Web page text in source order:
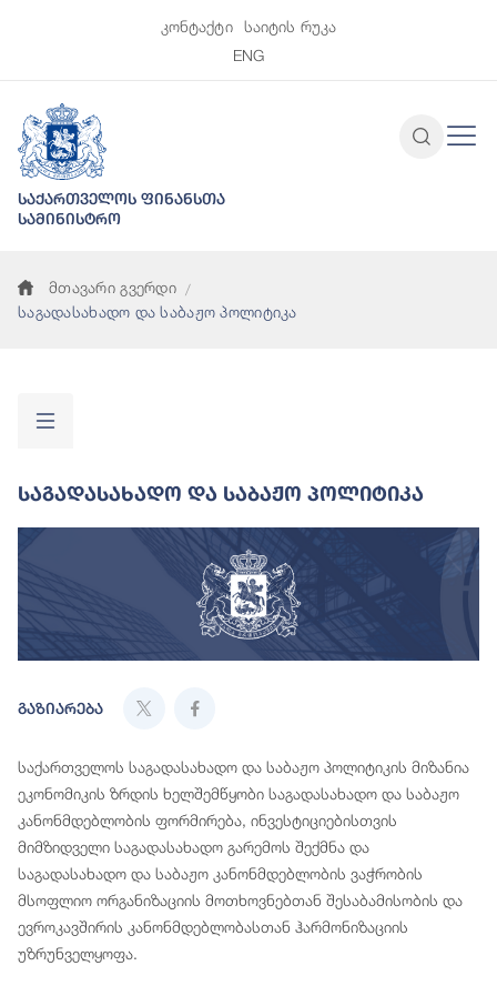
კონტაქტი
საიტის რუკა
ENG
საქართველოს ფინანსთა
სამინისტრო
მთავარი გვერდი
საგადასახადო და საბაჟო პოლიტიკა
Საგადასახადო Და Საბაჟო Პოლიტიკა
გაზიარება
საქართველოს საგადასახადო და საბაჟო პოლიტიკის მიზანია
ეკონომიკის ზრდის ხელშემწყობი საგადასახადო და საბაჟო
კანონმდებლობის ფორმირება, ინვესტიციებისთვის
მიმზიდველი საგადასახადო გარემოს შექმნა და
საგადასახადო და საბაჟო კანონმდებლობის ვაჭრობის
მსოფლიო ორგანიზაციის მოთხოვნებთან შესაბამისობის და
ევროკავშირის კანონმდებლობასთან ჰარმონიზაციის
უზრუნველყოფა.